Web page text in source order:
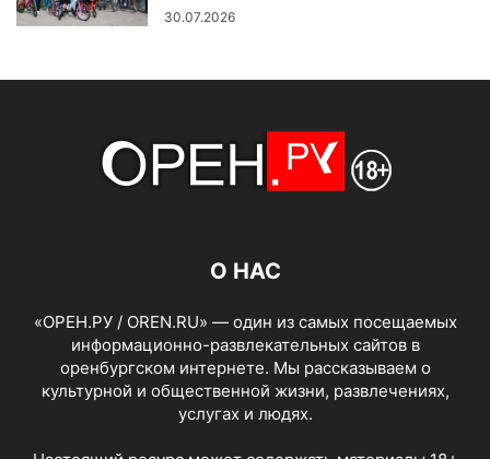
30.07.2026
О НАС
«ОРЕН.РУ / OREN.RU» — один из самых посещаемых
информационно-развлекательных сайтов в
оренбургском интернете. Мы рассказываем о
культурной и общественной жизни, развлечениях,
услугах и людях.